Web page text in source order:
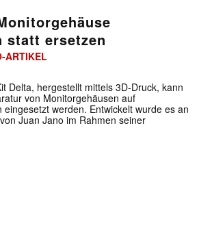
statt ersetzen
ARTIKEL
Delta, hergestellt mittels 3D-Druck, kann
von Monitorgehäusen auf
eingesetzt werden. Entwickelt wurde es an
Juan Jano im Rahmen seiner